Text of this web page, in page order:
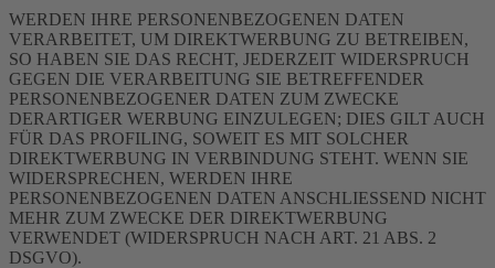
WERDEN IHRE PERSONENBEZOGENEN DATEN
VERARBEITET, UM DIREKTWERBUNG ZU BETREIBEN,
SO HABEN SIE DAS RECHT, JEDERZEIT WIDERSPRUCH
GEGEN DIE VERARBEITUNG SIE BETREFFENDER
PERSONENBEZOGENER DATEN ZUM ZWECKE
DERARTIGER WERBUNG EINZULEGEN; DIES GILT AUCH
FÜR DAS PROFILING, SOWEIT ES MIT SOLCHER
DIREKTWERBUNG IN VERBINDUNG STEHT. WENN SIE
WIDERSPRECHEN, WERDEN IHRE
PERSONENBEZOGENEN DATEN ANSCHLIESSEND NICHT
MEHR ZUM ZWECKE DER DIREKTWERBUNG
VERWENDET (WIDERSPRUCH NACH ART. 21 ABS. 2
DSGVO).